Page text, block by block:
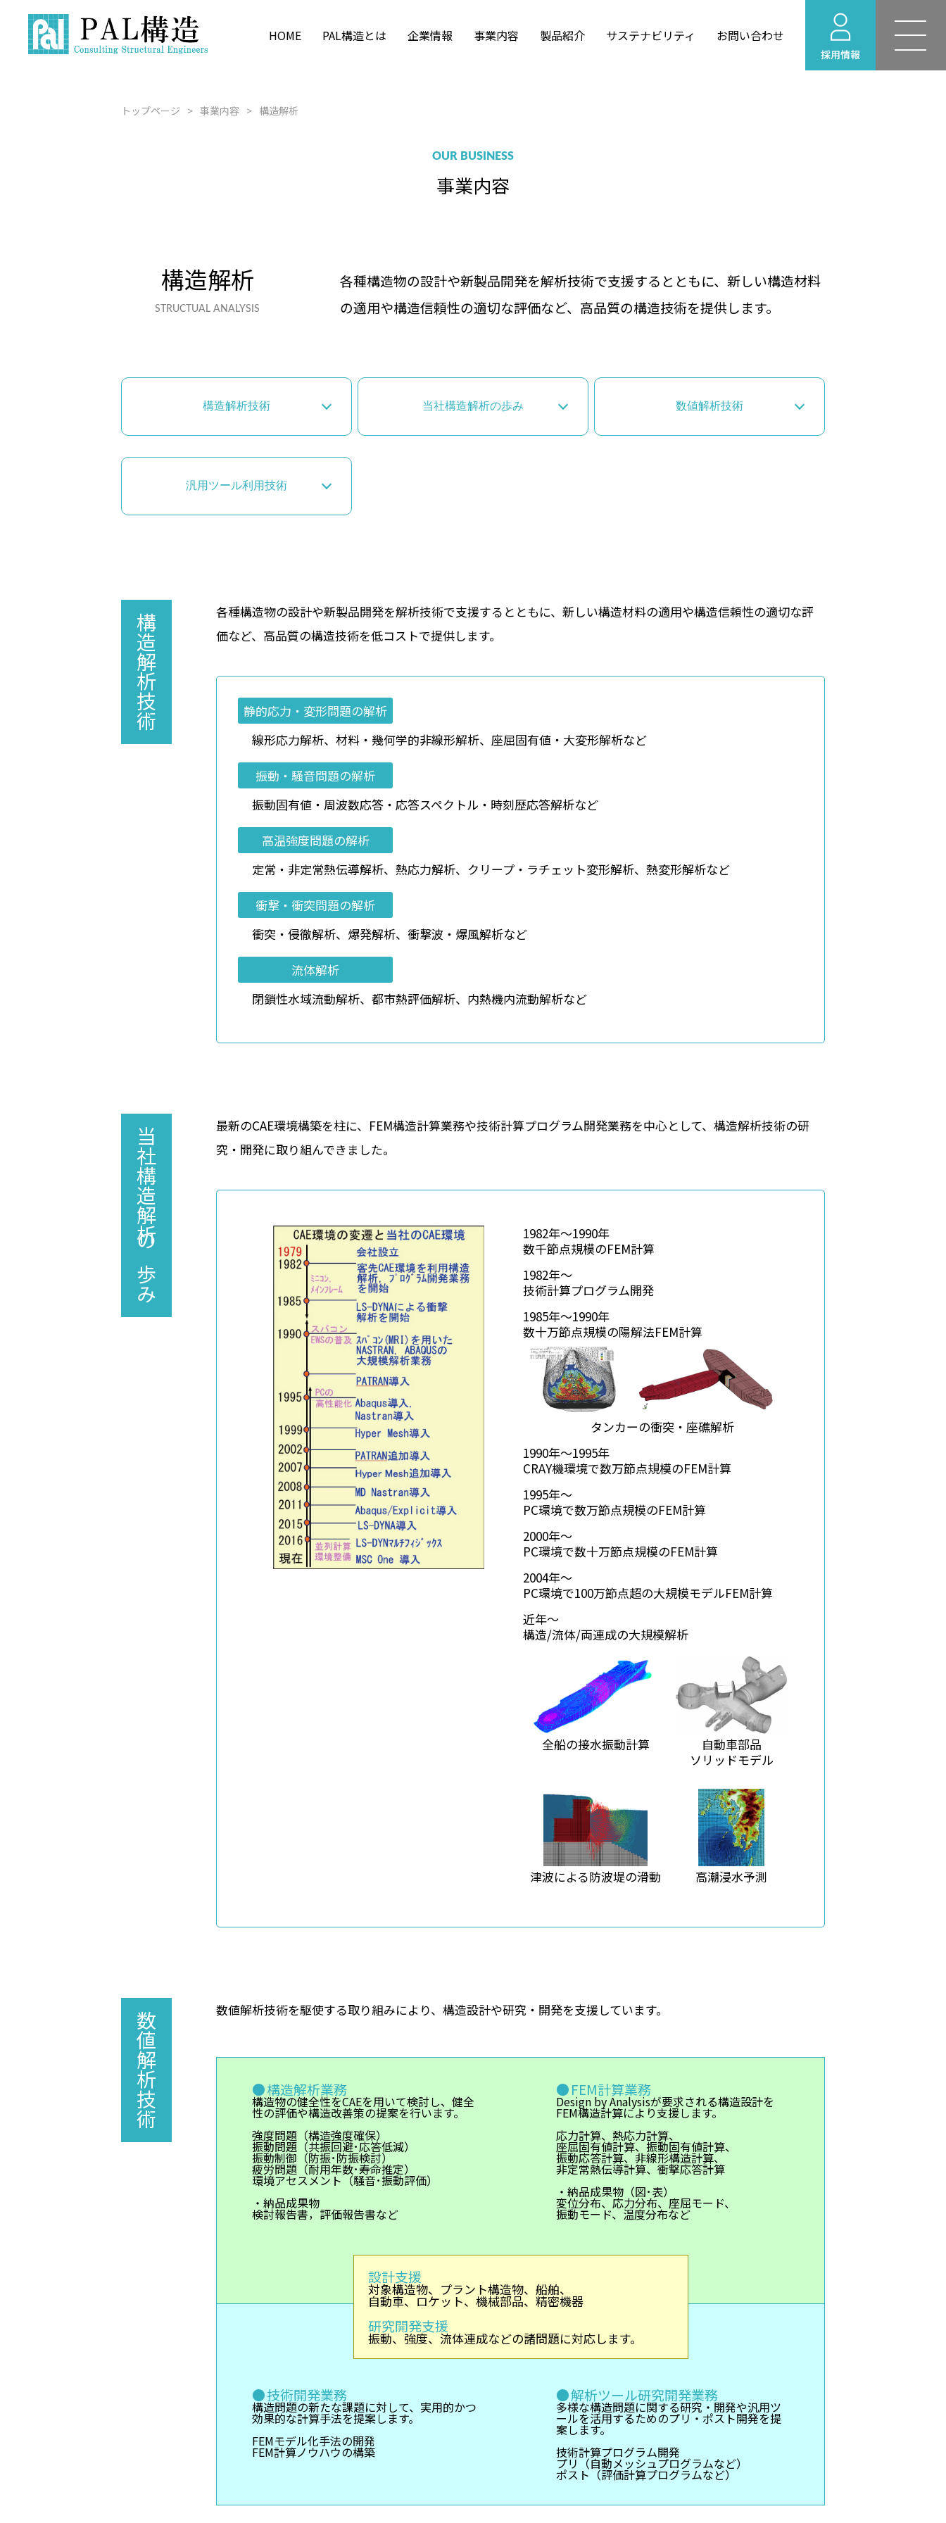
HOME PAL構造とは 企業情報
企業情報
事業内容
事業内容 建築×BIM
製品紹介
製品紹介 水源
サステナビリティ お問い合わせ
採用情報 経験者採用 募集要項
トップページ 事業内容 構造解析
OUR BUSINESS
事業内容
構造解析
STRUCTUAL ANALYSIS
各種構造物の設計や新製品開発を解析技術で支援するとともに、新しい構造材料
の適用や構造信頼性の適切な評価など、高品質の構造技術を提供します。
構造解析技術 当社構造解析の歩み 数値解析技術
汎用ツール利用技術
構造解析技術
各種構造物の設計や新製品開発を解析技術で支援するとともに、新しい構造材料の適用や構造信頼性の適切な評
価など、高品質の構造技術を低コストで提供します。
静的応力・変形問題の解析
線形応力解析、材料・幾何学的非線形解析、座屈固有値・大変形解析など
振動・騒音問題の解析
振動固有値・周波数応答・応答スペクトル・時刻歴応答解析など
高温強度問題の解析
定常・非定常熱伝導解析、熱応力解析、クリープ・ラチェット変形解析、熱変形解析など
衝撃・衝突問題の解析
衝突・侵徹解析、爆発解析、衝撃波・爆風解析など
流体解析
閉鎖性水域流動解析、都市熱評価解析、内熱機内流動解析など
当社構造解析の歩み
最新のCAE環境構築を柱に、FEM構造計算業務や技術計算プログラム開発業務を中心として、構造解析技術の研
究・開発に取り組んできました。
1982年～1990年
数千節点規模のFEM計算
1982年～
技術計算プログラム開発
1985年～1990年
数十万節点規模の陽解法FEM計算
タンカーの衝突・座礁解析
1990年～1995年
CRAY機環境で数万節点規模のFEM計算
1995年～
PC環境で数万節点規模のFEM計算
2000年～
PC環境で数十万節点規模のFEM計算
2004年～
PC環境で100万節点超の大規模モデルFEM計算
近年～
構造/流体/両連成の大規模解析
全船の接水振動計算
自動車部品
ソリッドモデル
津波による防波堤の滑動 高潮浸水予測
数値解析技術
数値解析技術を駆使する取り組みにより、構造設計や研究・開発を支援しています。
構造解析業務
構造物の健全性をCAEを用いて検討し、健全
性の評価や構造改善策の提案を行います。
強度問題（構造強度確保）
振動問題（共振回避･応答低減）
振動制御（防振･防振検討）
疲労問題（耐用年数･寿命推定）
環境アセスメント（騒音･振動評価）
・納品成果物
検討報告書，評価報告書など
FEM計算業務
Design by Analysisが要求される構造設計を
FEM構造計算により支援します。
応力計算、熱応力計算、
座屈固有値計算、振動固有値計算、
振動応答計算、非線形構造計算、
非定常熱伝導計算、衝撃応答計算
・納品成果物（図･表）
変位分布、応力分布、座屈モード、
振動モード、温度分布など
設計支援
対象構造物、プラント構造物、船舶、
自動車、ロケット、機械部品、精密機器
研究開発支援
振動、強度、流体連成などの諸問題に対応します。
技術開発業務
構造問題の新たな課題に対して、実用的かつ
効果的な計算手法を提案します。
FEMモデル化手法の開発
FEM計算ノウハウの構築
解析ツール研究開発業務
多様な構造問題に関する研究・開発や汎用ツ
ールを活用するためのプリ・ポスト開発を提
案します。
技術計算プログラム開発
プリ（自動メッシュプログラムなど）
ポスト（評価計算プログラムなど）